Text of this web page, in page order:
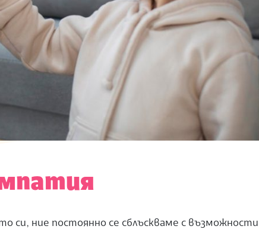
си, ние постоянно се сблъскваме с възможности